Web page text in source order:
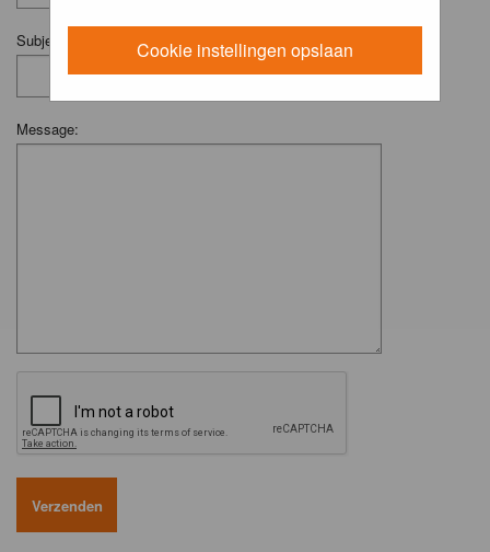
Cookie instellingen opslaan
Subject:
Message: